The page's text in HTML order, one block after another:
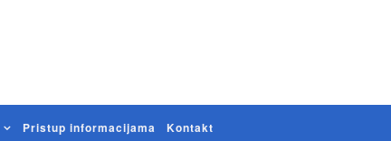
Pristup informacijama Kontakt